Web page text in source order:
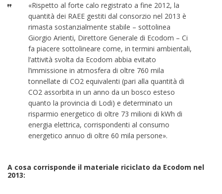
«Rispetto al forte calo registrato a fine 2012, la
quantità dei RAEE gestiti dal consorzio nel 2013 è
rimasta sostanzialmente stabile – sottolinea
Giorgio Arienti, Direttore Generale di Ecodom – Ci
fa piacere sottolineare come, in termini ambientali,
l’attività svolta da Ecodom abbia evitato
l’immissione in atmosfera di oltre 760 mila
tonnellate di CO2 equivalenti (pari alla quantità di
CO2 assorbita in un anno da un bosco esteso
quanto la provincia di Lodi) e determinato un
risparmio energetico di oltre 73 milioni di kWh di
energia elettrica, corrispondenti al consumo
energetico annuo di oltre 60 mila persone».
A cosa corrisponde il materiale riciclato da Ecodom nel
2013: